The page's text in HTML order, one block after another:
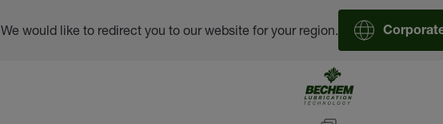
We would like to redirect you to our website for your region.